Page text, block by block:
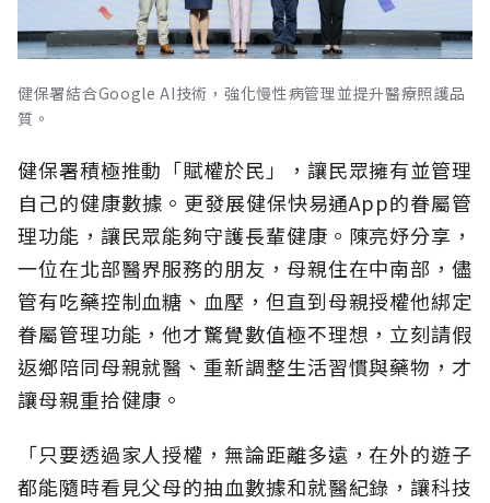
健保署結合Google AI技術，強化慢性病管理並提升醫療照護品
質。
健保署積極推動「賦權於民」，讓民眾擁有並管理
自己的健康數據。更發展健保快易通App的眷屬管
理功能，讓民眾能夠守護長輩健康。陳亮妤分享，
一位在北部醫界服務的朋友，母親住在中南部，儘
管有吃藥控制血糖、血壓，但直到母親授權他綁定
眷屬管理功能，他才驚覺數值極不理想，立刻請假
返鄉陪同母親就醫、重新調整生活習慣與藥物，才
讓母親重拾健康。
「只要透過家人授權，無論距離多遠，在外的遊子
都能隨時看見父母的抽血數據和就醫紀錄，讓科技